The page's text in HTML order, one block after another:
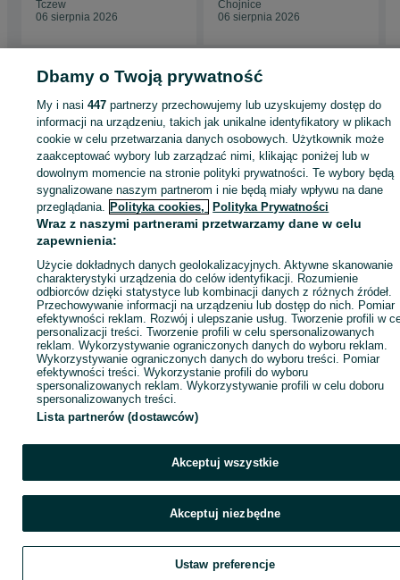
Tczew
06 sierpnia 2026
Chojnice
06 sierpnia 2026
Strona główna Dom i Ogród Ogród
Pomorskie
Domki - Pruszcz Gdański
KATEGORIA
811964868 Wyświetlenia:
Zadzwoń / SMS
Dbamy o Twoją prywatność
My i nasi447 partnerzy przechowujemy lub uzyskujemy dostęp do
informacji na urządzeniu, takich jak unikalne identyfikatory w plikach
cookie w celu przetwarzania danych osobowych. Użytkownik może
zaakceptować wybory lub zarządzać nimi, klikając poniżej lub w
dowolnym momencie na stronie polityki prywatności. Te wybory będą
sygnalizowane naszym partnerom i nie będą miały wpływu na dane
przeglądania. Polityka cookies, Polityka Prywatności
Wraz z naszymi partnerami przetwarzamy dane w celu
zapewnienia:
Użycie dokładnych danych geolokalizacyjnych. Aktywne skanowanie
charakterystyki urządzenia do celów identyfikacji. Rozumienie
odbiorców dzięki statystyce lub kombinacji danych z różnych źródeł.
Przechowywanie informacji na urządzeniu lub dostęp do nich. Pomiar
efektywności reklam. Rozwój i ulepszanie usług. Tworzenie profili w
personalizacji treści. Tworzenie profili w celu spersonalizowanych
reklam. Wykorzystywanie ograniczonych danych do wyboru reklam.
Wykorzystywanie ograniczonych danych do wyboru treści. Pomiar
efektywności treści. Wykorzystanie profili do wyboru
spersonalizowanych reklam. Wykorzystywanie profili w celu doboru
spersonalizowanych treści.
Lista partnerów (dostawców)
Akceptuj wszystkie
Akceptuj niezbędne
Ustaw preferencje